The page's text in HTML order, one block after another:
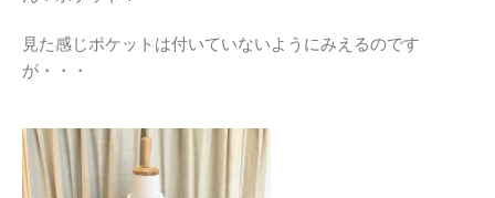
見た感じポケットは付いていないようにみえるのです
が・・・